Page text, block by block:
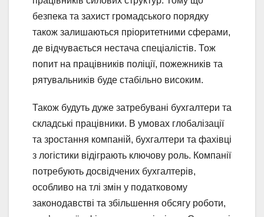
безпека та захист громадського порядку
також залишаються пріоритетними сферами,
де відчувається нестача спеціалістів. Тож
попит на працівників поліції, пожежників та
рятувальників буде стабільно високим.
Також будуть дуже затребувані бухгалтери та
складські працівники. В умовах глобалізації
та зростання компаній, бухгалтери та фахівці
з логістики відіграють ключову роль. Компанії
потребують досвідчених бухгалтерів,
особливо на тлі змін у податковому
законодавстві та збільшення обсягу роботи,